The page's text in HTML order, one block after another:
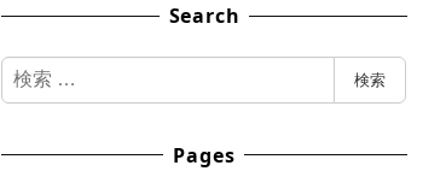
Search
検
索
検索
Pages